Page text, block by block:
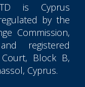
is Cyprus
by the
Commission,
registered
Block B,
Cyprus.